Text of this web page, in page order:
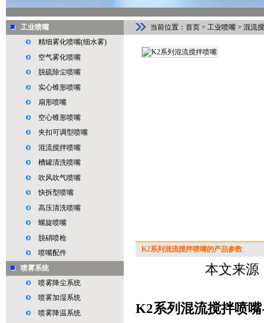
工业喷嘴
精细雾化喷嘴(细水雾)
空气雾化喷嘴
脱硫除尘喷嘴
实心锥形喷嘴
扇形喷嘴
空心锥形喷嘴
夹扣可调型喷嘴
混流搅拌喷嘴
槽罐清洗喷嘴
吹风吹气喷嘴
快拆型喷嘴
高压清洗喷嘴
螺旋喷嘴
脱硝喷枪
喷嘴配件
喷雾系统
喷雾降尘系统
喷雾加湿系统
喷雾降温系统
当前位置： 首页 > 工业喷嘴 > 混流
K2系列混流搅拌喷嘴的产品参数
本文来源
K2系列混流搅拌喷